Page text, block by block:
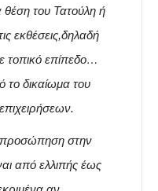
θέση του Τατούλη ή
εκθέσεις,δηλαδή
επίπεδο…
το δικαίωμα του
στην
από ελλιπής έως